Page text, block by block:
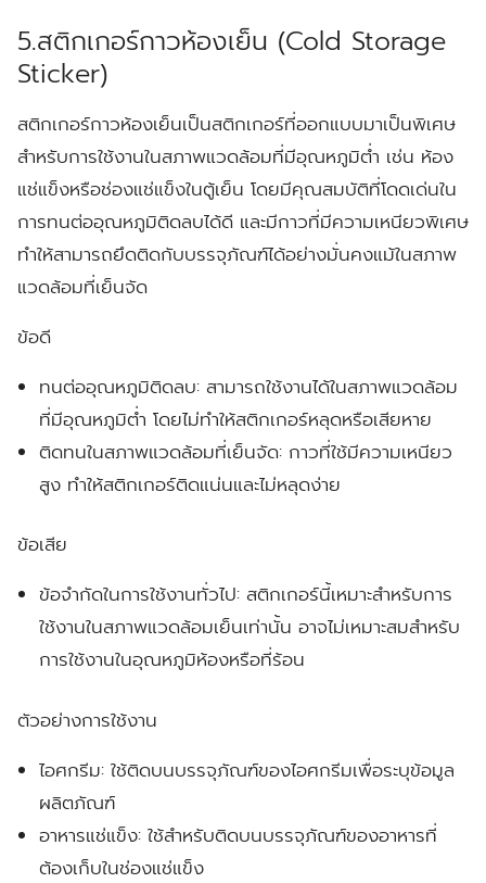
5.สติกเกอร์กาวห้องเย็น (Cold Storage
Sticker)
สติกเกอร์กาวห้องเย็นเป็นสติกเกอร์ที่ออกแบบมาเป็นพิเศษ
สำหรับการใช้งานในสภาพแวดล้อมที่มีอุณหภูมิต่ำ เช่น ห้อง
แช่แข็งหรือช่องแช่แข็งในตู้เย็น โดยมีคุณสมบัติที่โดดเด่นใน
การทนต่ออุณหภูมิติดลบได้ดี และมีกาวที่มีความเหนียวพิเศษ
ทำให้สามารถยึดติดกับบรรจุภัณฑ์ได้อย่างมั่นคงแม้ในสภาพ
แวดล้อมที่เย็นจัด
ข้อดี
ทนต่ออุณหภูมิติดลบ: สามารถใช้งานได้ในสภาพแวดล้อม
ที่มีอุณหภูมิต่ำ โดยไม่ทำให้สติกเกอร์หลุดหรือเสียหาย
ติดทนในสภาพแวดล้อมที่เย็นจัด: กาวที่ใช้มีความเหนียว
สูง ทำให้สติกเกอร์ติดแน่นและไม่หลุดง่าย
ข้อเสีย
ข้อจำกัดในการใช้งานทั่วไป: สติกเกอร์นี้เหมาะสำหรับการ
ใช้งานในสภาพแวดล้อมเย็นเท่านั้น อาจไม่เหมาะสมสำหรับ
การใช้งานในอุณหภูมิห้องหรือที่ร้อน
ตัวอย่างการใช้งาน
ไอศกรีม:ใช้ติดบนบรรจุภัณฑ์ของไอศกรีมเพื่อระบุข้อมูล
ผลิตภัณฑ์
อาหารแช่แข็ง:ใช้สำหรับติดบนบรรจุภัณฑ์ของอาหารที่
ต้องเก็บในช่องแช่แข็ง